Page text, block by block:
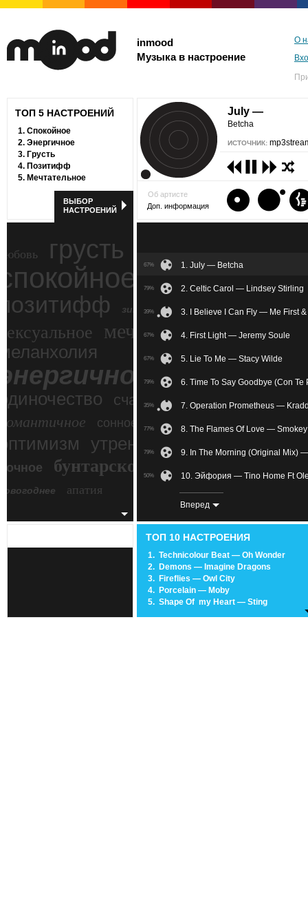
inmood
Музыка в настроение
О
ТОП 5 НАСТРОЕНИЙ
1. Спокойное
2. Энергичное
3. Грусть
4. Позитифф
5. Мечтательное
ВЫБОР
НАСТРОЕНИЙ
грусть
ностальгия
зимний экстрим
мечтательное
счастье
сонное
утреннее злость
бунтарское
беспокойное
апатия
July —
Betcha
ИСТОЧНИК:
Об артисте
Доп. информация
67% 1. July — Betcha
79% 2. Celtic Carol — Lindsey Stirling
39% 3. I Believe I Can Fly — Me First
67% 4. First Light — Jeremy Soule
67% 5. Lie To Me — Stacy Wilde
79% 6. Time To Say Goodbye (Con
35% 7. Operation Prometheus —
77% 8. The Flames Of Love —
79% 9. In The Morning (Original Mix)
50% 10. Эйфория — Tino Home Ft
11. Blueberry Pancakes — Fink
39% 12. Cliffs Of Dover — Eric
55% 14. Crazy — Daniel Powter
87% 15. Sail Away — The Rasmus
57% 16. LAST HEAVEN — The
Вперед
ТОП 10 НАСТРОЕНИЯ
1. Technicolour Beat — Oh Wonder
2. Demons — Imagine Dragons
3. Fireflies — Owl City
4. Porcelain — Moby
5. Shape Of my Heart — Sting